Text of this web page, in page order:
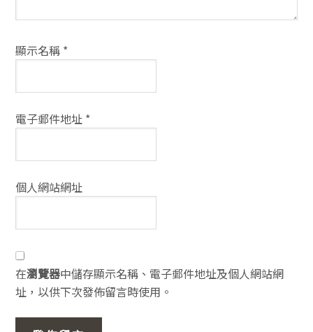
顯示名稱 *
電子郵件地址 *
個人網站網址
在瀏覽器中儲存顯示名稱、電子郵件地址及個人網站網
址，以供下次發佈留言時使用。